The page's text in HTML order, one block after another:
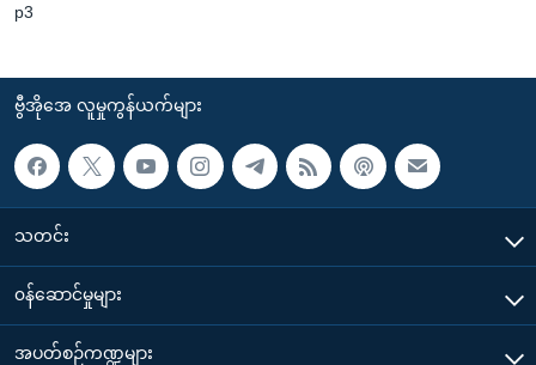
p3
ဗွီအိုအေ လူမှုကွန်ယက်များ
သတင်း
၀န်ဆောင်မှုများ
အပတ်စဉ်ကဏ္ဍများ